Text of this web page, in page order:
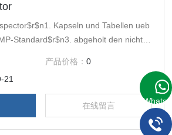
Kapseln und Tabellen ueb
Standard$r$n3. abgeholt den nicht q
产品价格： 0
21
在线留言